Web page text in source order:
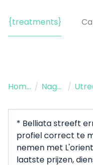
{treatments}
Home / Nagelstudio /
* Belliata streeft
profiel correct te
nemen met
laatste prijzen,